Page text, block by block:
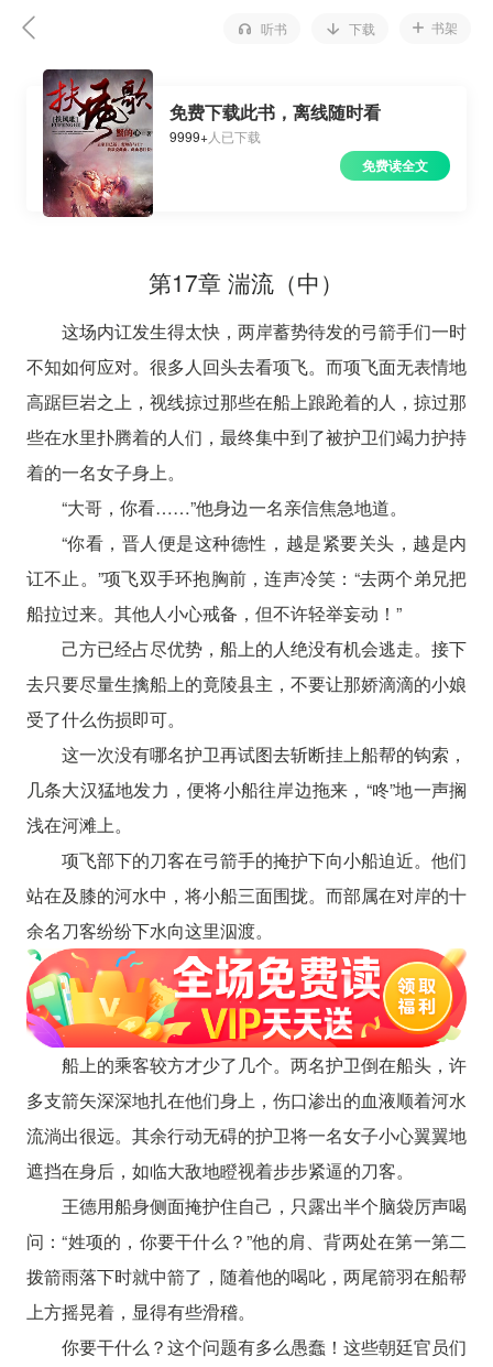
听书 下载 书架
免费下载此书，离线随时看
9999+人已下载
免费读全文
第17章 湍流（中）
这场内讧发生得太快，两岸蓄势待发的弓箭手们一时
不知如何应对。很多人回头去看项飞。而项飞面无表情地
高踞巨岩之上，视线掠过那些在船上踉跄着的人，掠过那
些在水里扑腾着的人们，最终集中到了被护卫们竭力护持
着的一名女子身上。
“大哥，你看……”他身边一名亲信焦急地道。
“你看，晋人便是这种德性，越是紧要关头，越是内
讧不止。”项飞双手环抱胸前，连声冷笑：“去两个弟兄把
船拉过来。其他人小心戒备，但不许轻举妄动！”
己方已经占尽优势，船上的人绝没有机会逃走。接下
去只要尽量生擒船上的竟陵县主，不要让那娇滴滴的小娘
受了什么伤损即可。
这一次没有哪名护卫再试图去斩断挂上船帮的钩索，
几条大汉猛地发力，便将小船往岸边拖来，“咚”地一声搁
浅在河滩上。
项飞部下的刀客在弓箭手的掩护下向小船迫近。他们
站在及膝的河水中，将小船三面围拢。而部属在对岸的十
余名刀客纷纷下水向这里泅渡。
船上的乘客较方才少了几个。两名护卫倒在船头，许
多支箭矢深深地扎在他们身上，伤口渗出的血液顺着河水
流淌出很远。其余行动无碍的护卫将一名女子小心翼翼地
遮挡在身后，如临大敌地瞪视着步步紧逼的刀客。
王德用船身侧面掩护住自己，只露出半个脑袋厉声喝
问：“姓项的，你要干什么？”他的肩、背两处在第一第二
拨箭雨落下时就中箭了，随着他的喝叱，两尾箭羽在船帮
上方摇晃着，显得有些滑稽。
你要干什么？这个问题有多么愚蠢！这些朝廷官员们